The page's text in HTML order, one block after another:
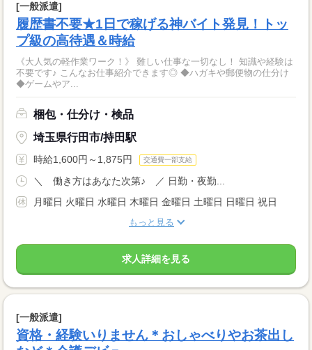
[一般派遣]
履歴書不要★1日で稼げる神バイト発見！トッ
プ級の高待遇＆時給
《大人気の軽作業ワーク！》 難しい仕事な一切なし！ 知識や経験は
不要です♪ こんなお仕事紹介できます◎ ◆ハガキや郵便物の仕分け
◆ゲームやア...
梱包・仕分け・検品
埼玉県行田市/持田駅
時給1,600円～1,875円 交通費一部支給
＼ 働き方はあなた次第♪ ／ 日勤・夜勤...
月曜日 火曜日 水曜日 木曜日 金曜日 土曜日 日曜日 祝日
もっと見る
求人詳細を見る
[一般派遣]
資格・経験いりません＊おしゃべりやお茶出し